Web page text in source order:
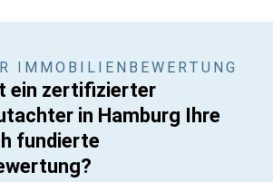
IMMOBILIENBEWERTUNG
ein zertifizierter
in Hamburg Ihre
fundierte